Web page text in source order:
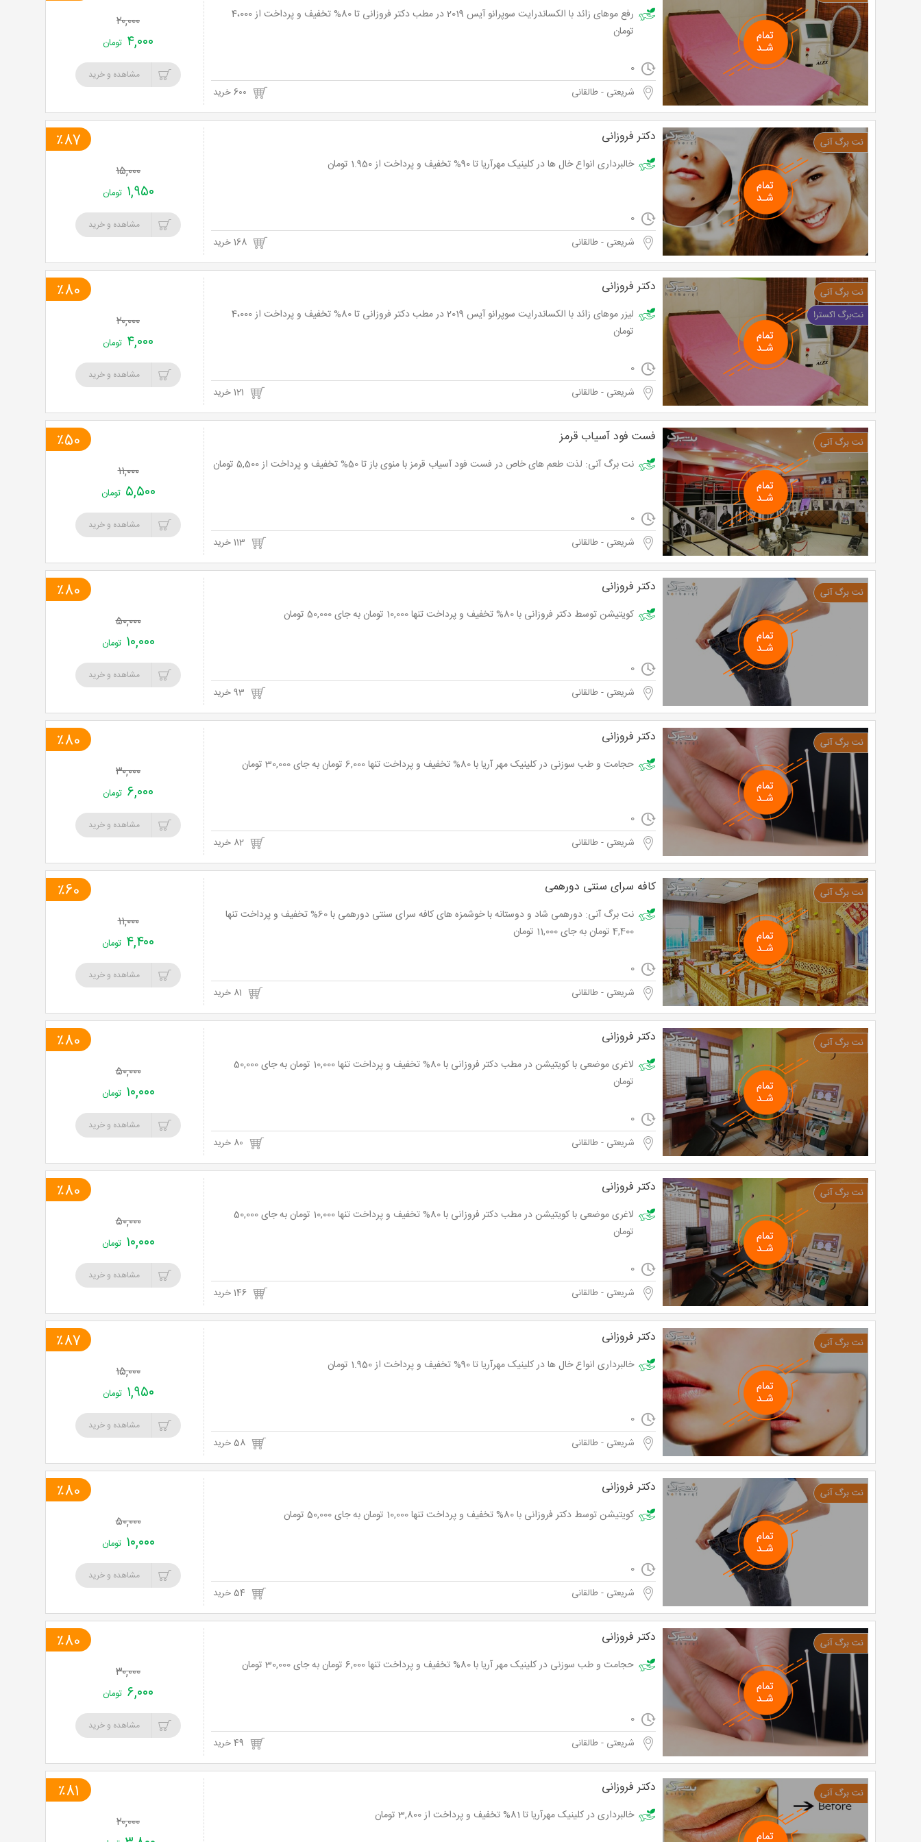
رفع موهای زائد با الکساندرایت سوپرانو آیس 2019 در مطب دکتر فروزانی تا 80% تخفیف و پرداخت از 4،000
تومان
0
شریعتی - طالقانی
۲۰,۰۰۰
۴,۰۰۰ تومان
مشاهده و خرید
دکتر فروزانی
خالبرداری انواع خال ها در کلینیک مهرآریا تا 90% تخفیف و پرداخت از 1.950 تومان
0
شریعتی - طالقانی 168 خرید
٪87
۱۵,۰۰۰
۱,۹۵۰ تومان
مشاهده و خرید
دکتر فروزانی
لیزر موهای زائد با الکساندرایت سوپرانو آیس 2019 در مطب دکتر فروزانی تا 80% تخفیف و پرداخت از 4،000
تومان
0
شریعتی - طالقانی
٪80
۲۰,۰۰۰
۴,۰۰۰ تومان
مشاهده و خرید
فست فود آسیاب قرمز
نت برگ آنی: لذت طعم های خاص در فست فود آسیاب قرمز با منوی باز تا 50% تخفیف و پرداخت از 5,500 تومان
0
شریعتی - طالقانی
٪50
۱۱,۰۰۰
۵,۵۰۰ تومان
مشاهده و خرید
دکتر فروزانی
کویتیشن توسط دکتر فروزانی با 80% تخفیف و پرداخت تنها 10,000 تومان به جای 50,000 تومان
0
شریعتی - طالقانی
٪80
۵۰,۰۰۰
۱۰,۰۰۰ تومان
مشاهده و خرید
دکتر فروزانی
حجامت و طب سوزنی در کلینیک مهر آریا با 80% تخفیف و پرداخت تنها 6,000 تومان به جای 30,000 تومان
0
شریعتی - طالقانی 82 خرید
٪80
۳۰,۰۰۰
۶,۰۰۰ تومان
مشاهده و خرید
کافه سرای سنتی دورهمی
نت برگ آنی: دورهمی شاد و دوستانه با خوشمزه های کافه سرای سنتی دورهمی با 60% تخفیف و پرداخت تنها
4,400 تومان به جای 11,000 تومان
0
شریعتی - طالقانی
٪60
۱۱,۰۰۰
۴,۴۰۰ تومان
مشاهده و خرید
دکتر فروزانی
لاغری موضعی با کویتیشن در مطب دکتر فروزانی با 80% تخفیف و پرداخت تنها 10,000 تومان به جای 50,000
تومان
0
شریعتی - طالقانی
٪80
۵۰,۰۰۰
۱۰,۰۰۰ تومان
مشاهده و خرید
دکتر فروزانی
لاغری موضعی با کویتیشن در مطب دکتر فروزانی با 80% تخفیف و پرداخت تنها 10,000 تومان به جای 50,000
تومان
0
شریعتی - طالقانی 146 خرید
٪80
۵۰,۰۰۰
۱۰,۰۰۰ تومان
مشاهده و خرید
دکتر فروزانی
خالبرداری انواع خال ها در کلینیک مهرآریا تا 90% تخفیف و پرداخت از 1.950 تومان
0
شریعتی - طالقانی 58 خرید
٪87
۱۵,۰۰۰
۱,۹۵۰ تومان
مشاهده و خرید
دکتر فروزانی
کویتیشن توسط دکتر فروزانی با 80% تخفیف و پرداخت تنها 10,000 تومان به جای 50,000 تومان
0
شریعتی - طالقانی
٪80
۵۰,۰۰۰
۱۰,۰۰۰ تومان
مشاهده و خرید
دکتر فروزانی
حجامت و طب سوزنی در کلینیک مهر آریا با 80% تخفیف و پرداخت تنها 6,000 تومان به جای 30,000 تومان
0
شریعتی - طالقانی
٪80
۳۰,۰۰۰
۶,۰۰۰ تومان
مشاهده و خرید
دکتر فروزانی
خالبرداری در کلینیک مهرآریا تا 81% تخفیف و پرداخت از 3,800 تومان
٪81
۲۰,۰۰۰